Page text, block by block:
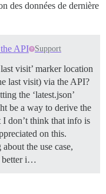
des données de dernière
API Support
visit’ marker location
last visit) via the API?
the ‘latest.json’
be a way to derive the
don’t think that info is
on this.
the use case,
better i…